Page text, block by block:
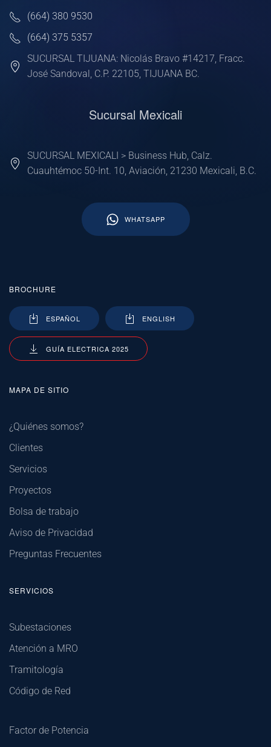
(664) 380 9530
(664) 375 5357
SUCURSAL TIJUANA: Nicolás Bravo #14217, Fracc.
José Sandoval, C.P. 22105, TIJUANA BC.
Sucursal Mexicali
SUCURSAL MEXICALI > Business Hub, Calz.
Cuauhtémoc 50-Int. 10, Aviación, 21230 Mexicali, B.C.
WHATSAPP
BROCHURE
ESPAÑOL ENGLISH
GUÍA ELECTRICA 2025
MAPA DE SITIO
¿Quiénes somos?
Clientes
Servicios
Proyectos
Bolsa de trabajo
Aviso de Privacidad
Preguntas Frecuentes
SERVICIOS
Subestaciones
Atención a MRO
Tramitología
Código de Red
Factor de Potencia